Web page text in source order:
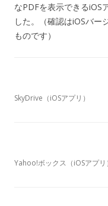
なPDFを表示できるiOS
した。（確認はiOSバー
ものです）
SkyDrive（iOSアプリ）
Yahoo!ボックス（iOSアプリ